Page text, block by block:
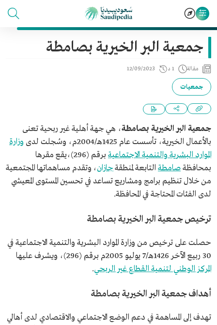
جمعية البر الخيرية بصامطة
مقالة 1 د 12/09/2023
جمعيات
جمعية البر الخيرية بصامطة، هي جهة أهلية غير ربحية تعنى
بالأعمال الخيرية، تأسست عام 1425هـ/2004م، وسُجلت لدى
وزارة
الموارد البشرية والتنمية الاجتماعية
برقم (296)،يقع مقرها
بمحافظةصامطة التابعة لمنطقةجازان، وتقدم مساهماتها المجتمعية
من خلال تنظيم برامج ومشاريع تساعد في تحسين المستوى المعيشي
لدى الفئات المحتاجة في المحافظة.
ترخيص جمعية البر الخيرية بصامطة
حصلت على ترخيص من وزارة الموارد البشرية والتنمية الاجتماعية في
30 ربيع الآخر 1426هـ/7 يوليو 2005م برقم (296)، ويشرف عليها
المركز الوطني لتنمية القطاع غير الربحي.
أهداف جمعية البر الخيرية بصامطة
تهدف إلى المساهمة في دعم الوضع الاجتماعي والاقتصادي لدى أهالي